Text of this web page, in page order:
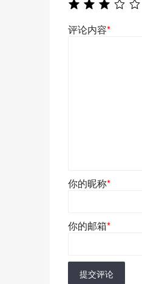
评论内容*
你的昵称*
你的邮箱*
提交评论